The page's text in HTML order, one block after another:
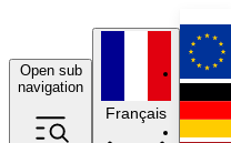
Open sub
navigation
Français